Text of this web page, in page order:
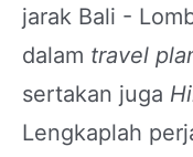
jarak Bali -
dalam travel
sertakan juga
Lengkaplah